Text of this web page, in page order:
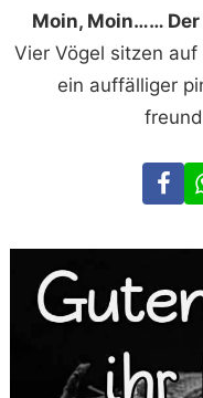
Moin, Moin……
Vier Vögel sitzen
ein auffälliger